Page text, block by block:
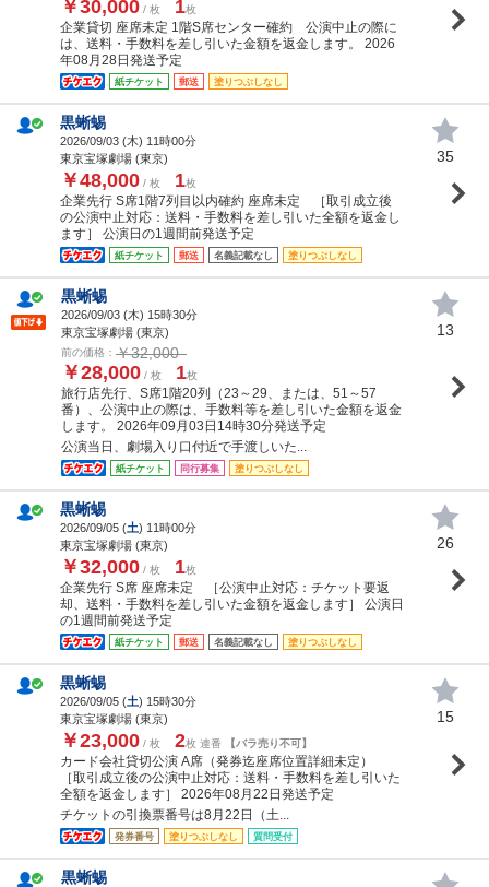
￥30,000 / 枚 1枚
企業貸切 座席未定 1階S席センター確約 公演中止の際に
は、送料・手数料を差し引いた金額を返金します。 2026
年08月28日発送予定
紙チケット 郵送 塗りつぶしなし
黒蜥蜴
2026/09/03 (木) 11時00分
東京宝塚劇場 (東京)
￥48,000 / 枚 1枚
企業先行 S席1階7列目以内確約 座席未定 ［取引成立後
の公演中止対応：送料・手数料を差し引いた全額を返金し
ます］ 公演日の1週間前発送予定
紙チケット 郵送 名義記載なし 塗りつぶしなし
35
黒蜥蜴
2026/09/03 (木) 15時30分
東京宝塚劇場 (東京)
前の価格： ￥32,000
￥28,000 / 枚 1枚
旅行店先行、S席1階20列（23～29、または、51～57
番）、公演中止の際は、手数料等を差し引いた金額を返金
します。 2026年09月03日14時30分発送予定
公演当日、劇場入り口付近で手渡しいた...
紙チケット 同行募集 塗りつぶしなし
13
黒蜥蜴
2026/09/05 (土) 11時00分
東京宝塚劇場 (東京)
￥32,000 / 枚 1枚
企業先行 S席 座席未定 ［公演中止対応：チケット要返
却、送料・手数料を差し引いた金額を返金します］ 公演日
の1週間前発送予定
紙チケット 郵送 名義記載なし 塗りつぶしなし
26
黒蜥蜴
2026/09/05 (土) 15時30分
東京宝塚劇場 (東京)
￥23,000 / 枚 2枚 連番 【バラ売り不可】
カード会社貸切公演 A席（発券迄座席位置詳細未定）
［取引成立後の公演中止対応：送料・手数料を差し引いた
全額を返金します］ 2026年08月22日発送予定
チケットの引換票番号は8月22日（土...
発券番号 塗りつぶしなし 質問受付
15
黒蜥蜴